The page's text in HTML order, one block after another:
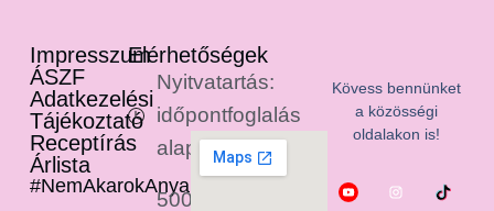
Kövess bennünket
a közösségi
oldalakon is!
Impresszum
ÁSZF
Adatkezelési
Tájékoztató
Receptírás
Árlista
#NemAkarokAnyaLenni
Elérhetőségek
Nyitvatartás:
időpontfoglalás
alapján
5000